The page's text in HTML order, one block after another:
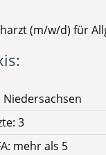
(m/w/d) für
3
mehr als 5